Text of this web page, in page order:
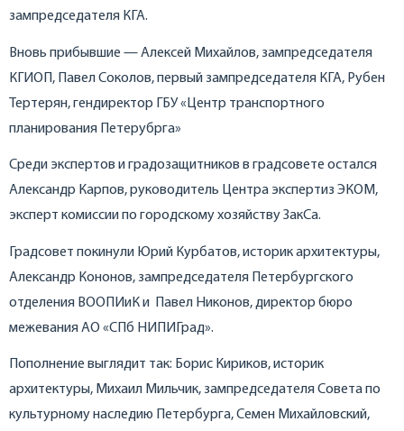
зампредседателя КГА.
Вновь прибывшие — Алексей Михайлов, зампредседателя
КГИОП, Павел Соколов, первый зампредседателя КГА, Рубен
Тертерян, гендиректор ГБУ «Центр транспортного
планирования Петерубрга»
Среди экспертов и градозащитников в градсовете остался
Александр Карпов, руководитель Центра экспертиз ЭКОМ,
эксперт комиссии по городскому хозяйству ЗакСа.
Градсовет покинули Юрий Курбатов, историк архитектуры,
Александр Кононов, зампредседателя Петербургского
отделения ВООПИиК и Павел Никонов, директор бюро
межевания АО «СПб НИПИГрад».
Пополнение выглядит так: Борис Кириков, историк
архитектуры, Михаил Мильчик, зампредседателя Совета по
культурному наследию Петербурга, Семен Михайловский,